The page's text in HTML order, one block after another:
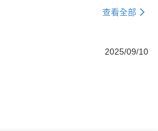
查看全部
2025/09/10